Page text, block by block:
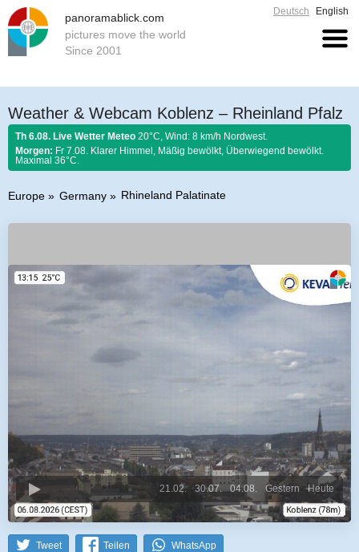
panoramablick.com
pictures move the world
Since 2001
Deutsch English
Weather & Webcam Koblenz – Rheinland Pfalz
Th 6.08. Live Wetter Meteo 20°C, Wind: 8 km/h Nordwest.
Morgen: Fr 7.08. Klarer Himmel, Mäßig bewölkt, Überwiegend bewölkt.
Maximal 36°C.
Europe Germany Rhineland Palatinate
Heute
Gestern
04.08.
30.07.
21.02.
Tweet Teilen WhatsApp